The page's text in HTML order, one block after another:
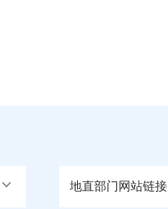
地直部门网站链接